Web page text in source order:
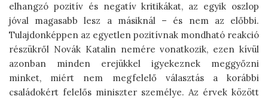
elhangzó pozitív és negatív kritikákat, az egyik oszlop
jóval magasabb lesz a másiknál – és nem az előbbi.
Tulajdonképpen az egyetlen pozitívnak mondható reakció
részükről Novák Katalin nemére vonatkozik, ezen kívül
azonban minden erejükkel igyekeznek meggyőzni
minket, miért nem megfelelő választás a korábbi
családokért felelős miniszter személye. Az érvek között